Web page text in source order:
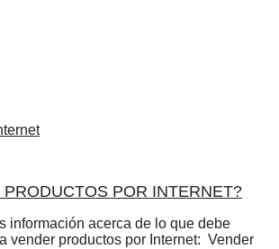
POR INTERNET?
información acerca de lo que debe
vender productos por Internet: Vender